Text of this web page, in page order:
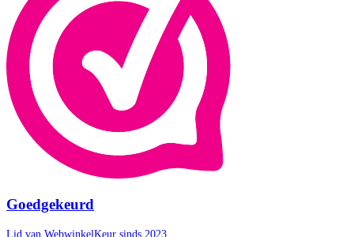
Goedgekeurd
Lid van WebwinkelKeur sinds 2023